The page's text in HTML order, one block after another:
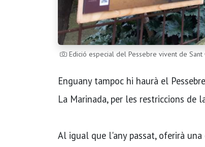
Edició especial del Pessebre vivent de Sant
Enguany tampoc hi haurà el
La Marinada, per les restriccions de
Al igual que l'any passat, oferirà